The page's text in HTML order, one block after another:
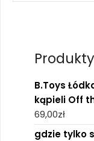
Produkty
B.Toys
kąpieli Off
69,00zł
gdzie tylko